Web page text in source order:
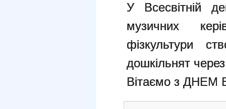
У Всесвітній
музичних
фізкультури
дошкільнят
Вітаємо з